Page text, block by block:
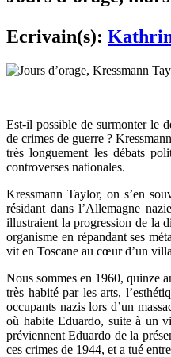
Ecrivain(s):
Est-il possible de surmonter le
de crimes de guerre ?
très longuement les débats
controverses nationales.
Kressmann Taylor, on s’en
résidant dans l’Allemagne
illustraient la progression de la
organisme en répandant ses
vit en Toscane au cœur d’un
Nous sommes en 1960, quinze
très habité par les arts,
occupants nazis lors d’un
où habite Eduardo, suite à un
préviennent Eduardo de la
ces crimes de 1944, et a tué